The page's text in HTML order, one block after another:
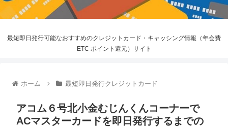
最短即日発行可能なおすすめのクレジットカード・キャッシング情報（年会費
ETC ポイント還元）サイト
ホーム 最短即日発行クレジットカード
アコム６号北小金むじんくんコーナーで
ACマスターカードを即日発行するまでの